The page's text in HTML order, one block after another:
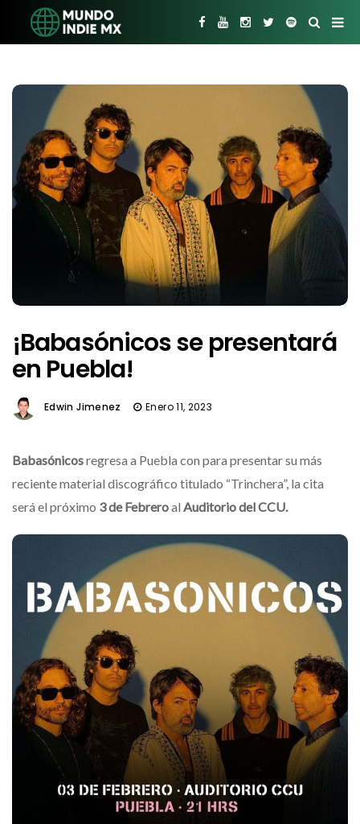
¡Babasónicos se presentará
en Puebla!
Edwin Jimenez Enero 11, 2023
Babasónicosregresa a Puebla con para presentar su más
reciente material discográfico titulado “Trinchera”, la cita
será el próximo 3 de Febreroal Auditorio del CCU.